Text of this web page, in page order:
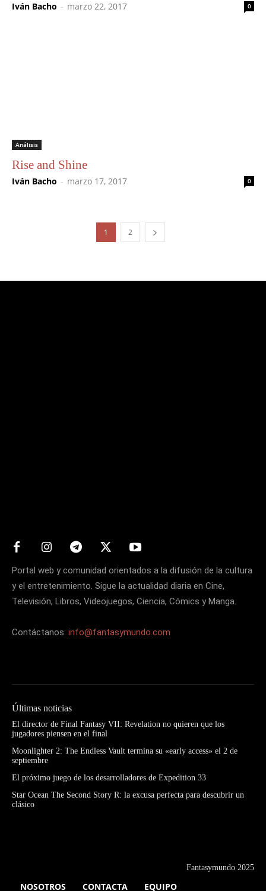
Iván Bacho - marzo 22, 2017 0
Análisis
Rise and Shine
Iván Bacho - marzo 17, 2017 0
1 2
Portal web y comunidad orientados a la difusión de la cultura
y el entretenimiento. Sigue la actualidad diaria en Cine,
Televisión, Libros, Videojuegos, Ciencia, Cómics y Manga.
Contáctanos: info@fantasymundo.com
Últimas noticias
El director de Final Fantasy VII: Revelation no quieren que los
jugadores piensen en el final
Moonlighter 2: The Endless Vault termina su «early access» el 2 de
septiembre
El próximo juego de los desarrolladores de Expedition 33
Star Ocean The Second Story R: la excusa perfecta para descubrir un
clásico
Fantasymundo 2025
NOSOTROS CONTACTA EQUIPO